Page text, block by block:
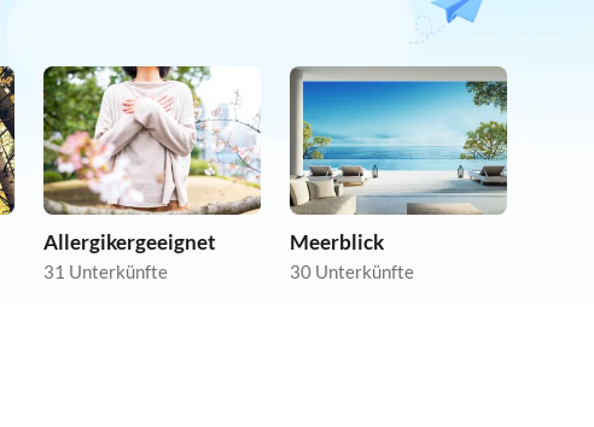
Allergikergeeignet
31 Unterkünfte
Meerblick
30 Unterkünfte